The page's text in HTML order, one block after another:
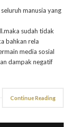
manusia yang
sudah tidak
bahkan rela
media sosial
dampak negatif
Continue Reading